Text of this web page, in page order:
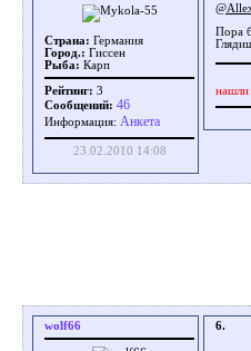
Страна: Германия
Город.: Гиссен
Рыба: Карп
Рейтинг: 3
Сообщений: 46
Информация: Aнкета
23.02.2010 14:08
Пора
нашли
wolf66 6.